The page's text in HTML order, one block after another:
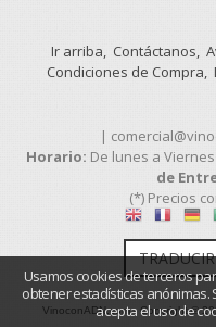
Ir arriba Contáctanos
Condiciones de Compra
|
Horario: De lunes a
de
(*) Precios
VinoconADN.com- Copyright ©
Usamos cookies de terceros
obtener estadísticas
acepta el uso de